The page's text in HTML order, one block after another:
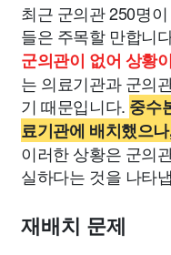
최근 군의관 250명
들은 주목할 만합니
군의관이 없어 상황
는 의료기관과 군의
기 때문입니다. 중수
료기관에 배치했으
이러한 상황은 군의
실하다는 것을 나타
재배치 문제